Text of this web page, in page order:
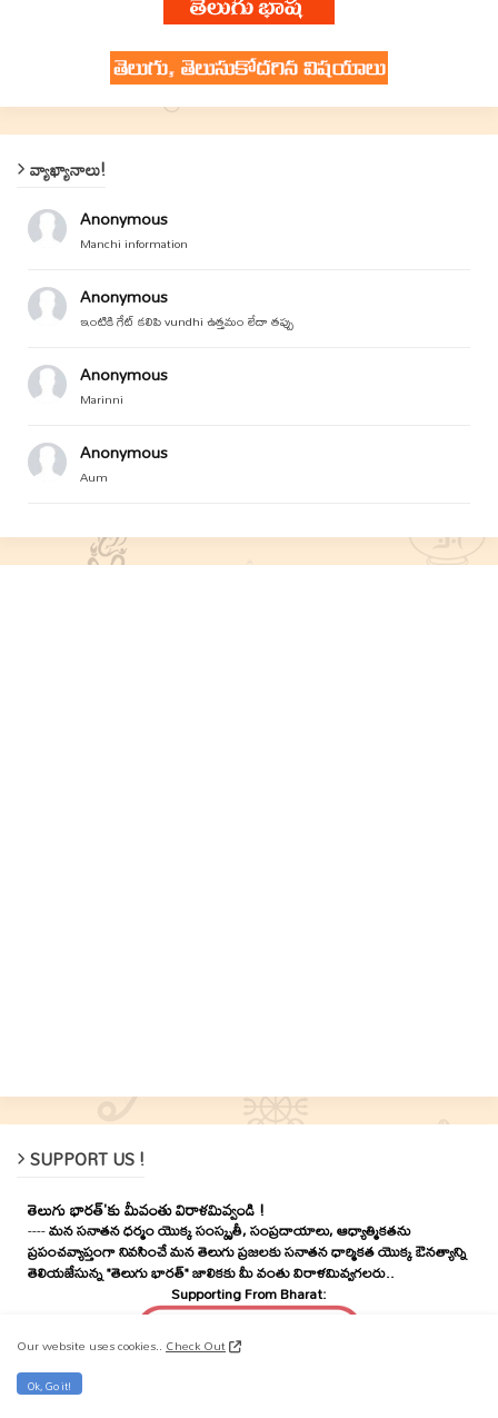
వ్యాఖ్యానాలు!
Anonymous
Manchi information
Anonymous
ఇంటికి గేట్ కలిపి vundhi ఉత్తమం లేదా తప్పు
Anonymous
Marinni
Anonymous
Aum
SUPPORT US !
తెలుగు భారత్'కు మీవంతు విరాళమివ్వండి !
----మన సనాతన ధర్మం యొక్క సంస్కృతీ, సంప్రదాయాలు, ఆధ్యాత్మికతను
ప్రపంచవ్యాప్తంగా నివసించే మన తెలుగు ప్రజలకు సనాతన ధార్మికత యొక్క ఔనత్యాన్ని
తెలియజేసున్న "తెలుగు భారత్" జాలికకు మీ వంతు విరాళమివ్వగలరు..
Supporting From Bharat:
Our website uses cookies..Check Out
Ok, Go it!